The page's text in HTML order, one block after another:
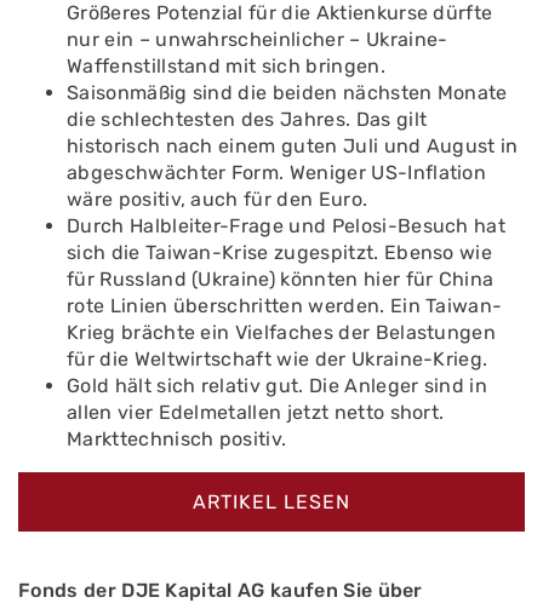
Größeres Potenzial für die Aktienkurse dürfte
nur ein – unwahrscheinlicher – Ukraine-
Waffenstillstand mit sich bringen.
Saisonmäßig sind die beiden nächsten Monate
die schlechtesten des Jahres. Das gilt
historisch nach einem guten Juli und August in
abgeschwächter Form. Weniger US-Inflation
wäre positiv, auch für den Euro.
Durch Halbleiter-Frage und Pelosi-Besuch hat
sich die Taiwan-Krise zugespitzt. Ebenso wie
für Russland (Ukraine) könnten hier für China
rote Linien überschritten werden. Ein Taiwan-
Krieg brächte ein Vielfaches der Belastungen
für die Weltwirtschaft wie der Ukraine-Krieg.
Gold hält sich relativ gut. Die Anleger sind in
allen vier Edelmetallen jetzt netto short.
Markttechnisch positiv.
ARTIKEL LESEN
Fonds der DJE Kapital AG kaufen Sie über